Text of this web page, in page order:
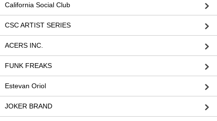
California Social Club
CSC ARTIST SERIES
ACERS INC.
FUNK FREAKS
Estevan Oriol
JOKER BRAND